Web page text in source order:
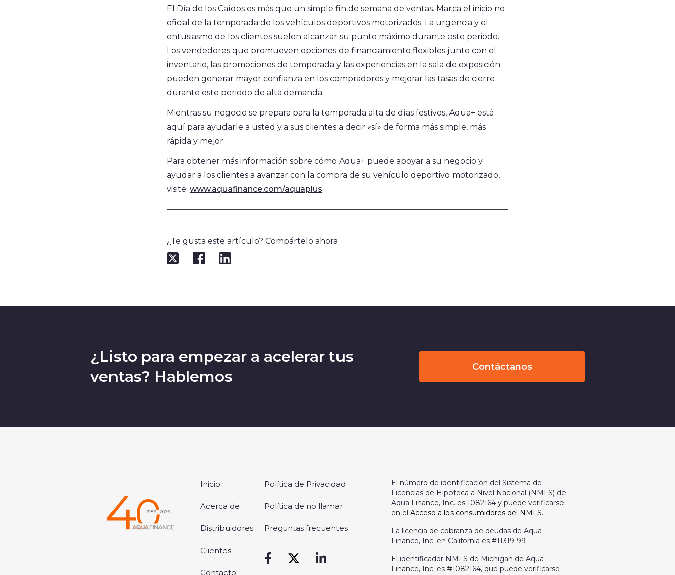
El Día de los Caídos es más que un simple fin de semana de ventas. Marca el inicio no
oficial de la temporada de los vehículos deportivos motorizados. La urgencia y el
entusiasmo de los clientes suelen alcanzar su punto máximo durante este periodo.
Los vendedores que promueven opciones de financiamiento flexibles junto con el
inventario, las promociones de temporada y las experiencias en la sala de exposición
pueden generar mayor confianza en los compradores y mejorar las tasas de cierre
durante este periodo de alta demanda.
Mientras su negocio se prepara para la temporada alta de días festivos, Aqua+ está
aquí para ayudarle a usted y a sus clientes a decir «sí» de forma más simple, más
rápida y mejor.
Para obtener más información sobre cómo Aqua+ puede apoyar a su negocio y
ayudar a los clientes a avanzar con la compra de su vehículo deportivo motorizado,
visite: www.aquafinance.com/aquaplus
¿Te gusta este artículo? Compártelo ahora
¿Listo para empezar a acelerar tus
ventas? Hablemos
Contáctanos
Inicio
Acerca de
Distribuidores
Clientes
Contacto
Política de Privacidad
Política de no llamar
Preguntas frecuentes
El número de identificación del Sistema de
Licencias de Hipoteca a Nivel Nacional (NMLS) de
Aqua Finance, Inc. es 1082164 y puede verificarse
en el Acceso a los consumidores del NMLS.
La licencia de cobranza de deudas de Aqua
Finance, Inc. en California es #11319-99
El identificador NMLS de Michigan de Aqua
Finance, Inc. es #1082164, que puede verificarse